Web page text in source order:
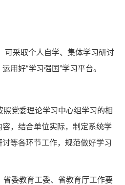
可采取个人自学、集体学习研讨
用好“学习强国”学习平台。
照党委理论学习中心组学习的相
，结合单位实际，制定系统学
等各环节工作，规范做好学习
省委教育工委、省教育厅工作要